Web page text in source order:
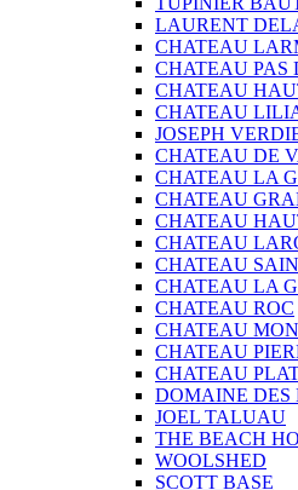
LAURENT
CHATEAU
CHATEAU PAS
CHATEAU
CHATEAU
JOSEPH
CHATEAU DE
CHATEAU LA
CHATEAU
CHATEAU
CHATEAU
CHATEAU
CHATEAU LA
CHATEAU ROC
CHATEAU
CHATEAU
CHATEAU
DOMAINE DES
JOEL TALUAU
THE BEACH
WOOLSHED
SCOTT BASE